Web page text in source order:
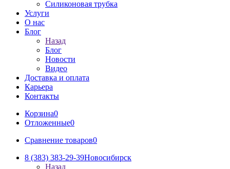
Силиконовая трубка
Услуги
О нас
Блог
Назад
Блог
Новости
Видео
Доставка и оплата
Карьера
Контакты
Корзина0
Отложенные0
Сравнение товаров0
8 (383) 383-29-39Новосибирск
Назад